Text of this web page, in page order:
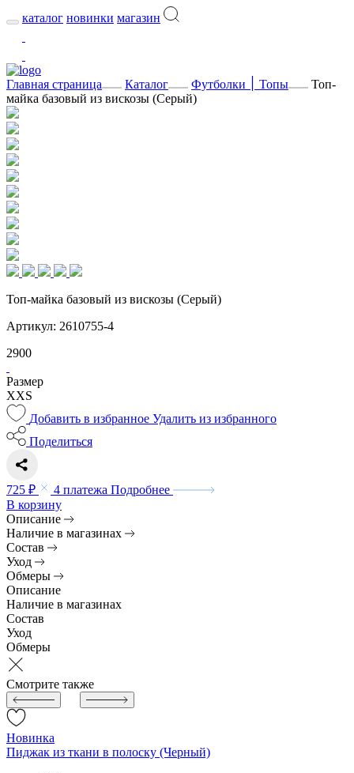
каталог новинки магазин
Главная страница Каталог Футболки ׀ Топы
Топ-
майка базовый из вискозы (Серый)
Топ-майка базовый из вискозы (Серый)
Артикул: 2610755-4
2900
Размер
XXS
Добавить в избранное Удалить из избранного
Поделиться
725 ₽ 4 платежа Подробнее
В корзину
Описание
Наличие в магазинах
Состав
Уход
Обмеры
Описание
Наличие в магазинах
Состав
Уход
Обмеры
Смотрите также
Новинка
Пиджак из ткани в полоску (Черный)